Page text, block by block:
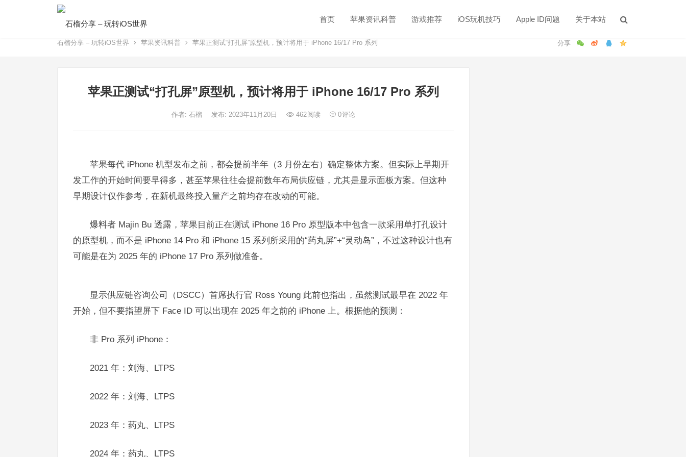
首页 苹果资讯科普 游戏推荐 iOS玩机技巧 Apple ID问题 关于本站
石榴分享 – 玩转iOS世界 苹果资讯科普 苹果正测试“打孔屏”原型机，预计将用于 iPhone 16/17 Pro 系列
苹果正测试“打孔屏”原型机，预计将用于 iPhone 16/17 Pro 系列
作者: 石榴 发布: 2023年11月20日 462阅读 0评论
苹果每代 iPhone 机型发布之前，都会提前半年（3 月份左右）确定整体方案。但实际上早期开
发工作的开始时间要早得多，甚至苹果往往会提前数年布局供应链，尤其是显示面板方案。但这种
早期设计仅作参考，在新机最终投入量产之前均存在改动的可能。
爆料者 Majin Bu 透露，苹果目前正在测试 iPhone 16 Pro 原型版本中包含一款采用单打孔设计
的原型机，而不是 iPhone 14 Pro 和 iPhone 15 系列所采用的“药丸屏”+“灵动岛”，不过这种设计也有
可能是在为 2025 年的 iPhone 17 Pro 系列做准备。
显示供应链咨询公司（DSCC）首席执行官 Ross Young 此前也指出，虽然测试最早在 2022 年
开始，但不要指望屏下 Face ID 可以出现在 2025 年之前的 iPhone 上。根据他的预测：
非 Pro 系列 iPhone：
2021 年：刘海、LTPS
2022 年：刘海、LTPS
2023 年：药丸、LTPS
2024 年：药丸、LTPS